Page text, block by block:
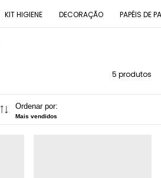
KIT HIGIENE DECORAÇÃO PAPÉIS DE
5 produtos
Ordenar por:
Mais vendidos